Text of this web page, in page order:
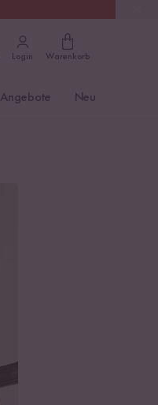
Login Warenkorb
Angebote Neu